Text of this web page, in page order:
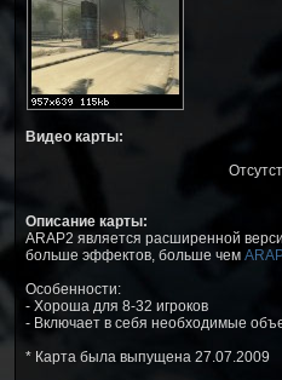
Видео карты:
Описание карты:
ARAP2 является расширенной
больше эффектов, больше чем
Особенности:
- Хороша для 8-32 игроков
- Включает в себя необходимые
* Карта была выпущена 27.07.2009